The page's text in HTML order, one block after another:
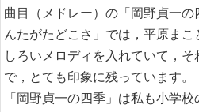
曲目（メドレー）の「岡野貞一
んたがたどこさ」では，平原ま
しろいメロディを入れていて，
で，とても印象に残っています。
「岡野貞一の四季」は私も小学